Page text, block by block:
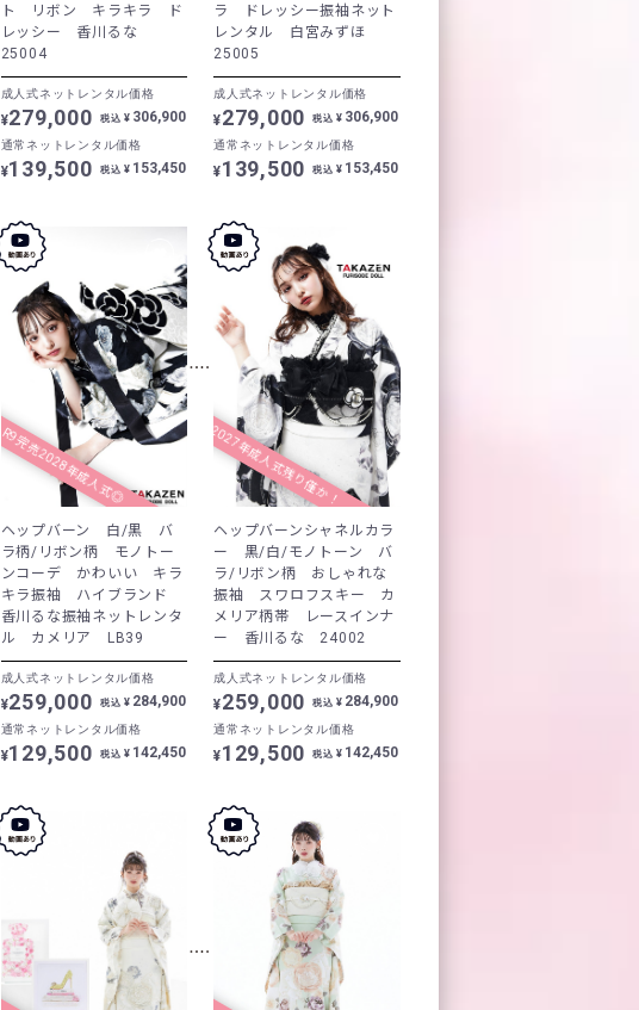
ト リボン キラキラ ド
レッシー 香川るな
25004
成人式ネットレンタル価格
¥279,000 税込 ¥ 306,900
通常ネットレンタル価格
¥139,500 税込 ¥ 153,450
ラ ドレッシー振袖ネット
レンタル 白宮みずほ
25005
成人式ネットレンタル価格
¥279,000 税込 ¥ 306,900
通常ネットレンタル価格
¥139,500 税込 ¥ 153,450
R9完売2028年成人式◎
ヘップバーン 白/黒 バ
ラ柄/リボン柄 モノトー
ンコーデ かわいい キラ
キラ振袖 ハイブランド
香川るな振袖ネットレンタ
ル カメリア LB39
成人式ネットレンタル価格
¥259,000 税込 ¥ 284,900
通常ネットレンタル価格
¥129,500 税込 ¥ 142,450
2027年成人式残り僅か！
ヘップバーンシャネルカラ
ー 黒/白/モノトーン バ
ラ/リボン柄 おしゃれな
振袖 スワロフスキー カ
メリア柄帯 レースインナ
ー 香川るな 24002
成人式ネットレンタル価格
¥259,000 税込 ¥ 284,900
通常ネットレンタル価格
¥129,500 税込 ¥ 142,450